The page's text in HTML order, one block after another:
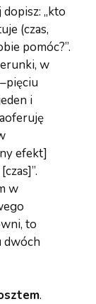
„kto
(czas,
pomóc?”.
w
i
efekt]
w
to
dwóch
.